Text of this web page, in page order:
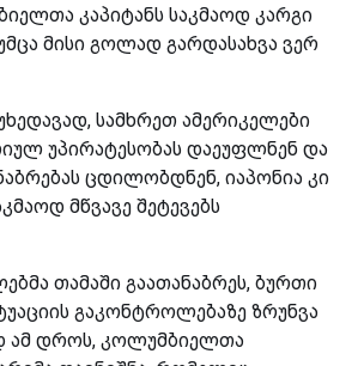
კაპიტანს საკმაოდ კარგი
მისი გოლად გარდასახვა ვერ
სამხრეთ ამერიკელები
უპირატესობას დაეუფლნენ და
ცდილობდნენ, იაპონია კი
მწვავე შეტევებს
თამაში გაათანაბრეს, ბურთი
გაკონტროლებაზე ზრუნვა
ამ დროს, კოლუმბიელთა